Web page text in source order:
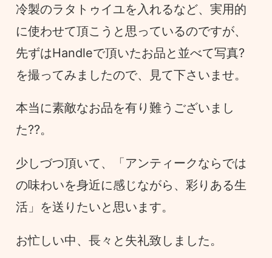
冷製のラタトゥイユを入れるなど、実用的
に使わせて頂こうと思っているのですが、
先ずはHandleで頂いたお品と並べて写真?️
を撮ってみましたので、見て下さいませ。
本当に素敵なお品を有り難うございまし
た??。
少しづつ頂いて、「アンティークならでは
の味わいを身近に感じながら、彩りある生
活」を送りたいと思います。
お忙しい中、長々と失礼致しました。